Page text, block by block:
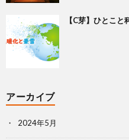
【C芽】ひとこと
アーカイブ
2024年5月